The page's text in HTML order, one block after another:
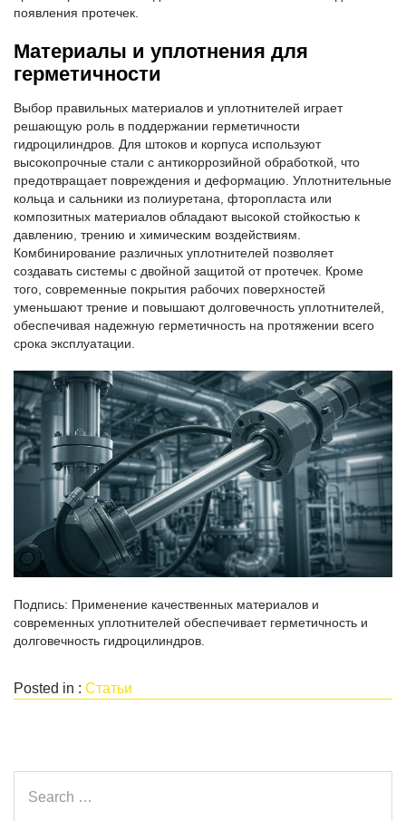
появления протечек.
Материалы и уплотнения для
герметичности
Выбор правильных материалов и уплотнителей играет
решающую роль в поддержании герметичности
гидроцилиндров. Для штоков и корпуса используют
высокопрочные стали с антикоррозийной обработкой, что
предотвращает повреждения и деформацию. Уплотнительные
кольца и сальники из полиуретана, фторопласта или
композитных материалов обладают высокой стойкостью к
давлению, трению и химическим воздействиям.
Комбинирование различных уплотнителей позволяет
создавать системы с двойной защитой от протечек. Кроме
того, современные покрытия рабочих поверхностей
уменьшают трение и повышают долговечность уплотнителей,
обеспечивая надежную герметичность на протяжении всего
срока эксплуатации.
Подпись: Применение качественных материалов и
современных уплотнителей обеспечивает герметичность и
долговечность гидроцилиндров.
Posted in : Статьи